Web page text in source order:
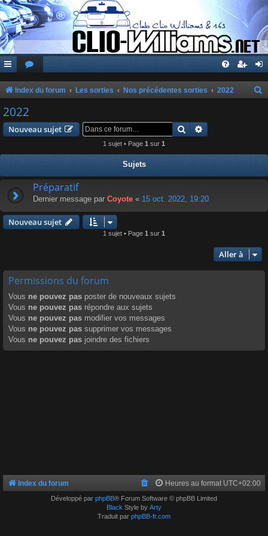
Index du forum Les sorties Nos précédentes sorties 2022
e
2022
Nouveau sujet Rechercher
1 sujet • Page 1 sur 1
Sujets
Préparatif
Dernier message par Coyote « 15 oct. 2022, 19:20
Nouveau sujet
1 sujet • Page 1 sur 1
Aller à
Permissions du forum
Vous ne pouvez pas poster de nouveaux sujets
Vous ne pouvez pas répondre aux sujets
Vous ne pouvez pas modifier vos messages
Vous ne pouvez pas supprimer vos messages
Vous ne pouvez pas joindre des fichiers
Index du forum Heures au format UTC+02:00
Développé par phpBB® Forum Software © phpBB Limited
Black Style by Arty
Traduit par phpBB-fr.com